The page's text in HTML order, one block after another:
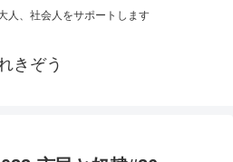
人、社会人をサポートします
きぞう